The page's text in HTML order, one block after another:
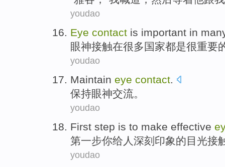
youdao
Eye contact is important in
眼神接触在很多 国家都是很重要
youdao
Maintain eye contact.
保持眼神交流。
youdao
First step is to make effective
第一步你给 人 深刻印象的目光接
youdao